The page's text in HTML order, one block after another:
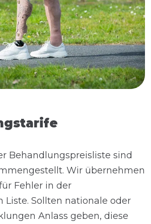
Behandlungspreisliste sind
Wir übernehmen
Fehler in der
Liste. Sollten nationale oder
Anlass geben, diese